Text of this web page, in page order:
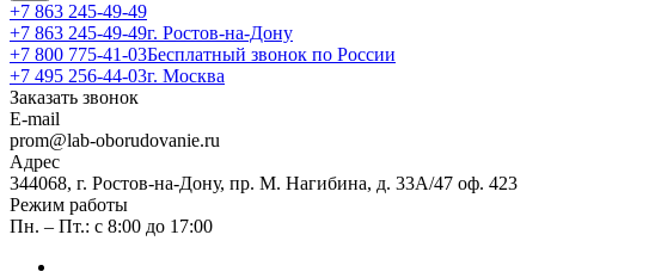
+7 863 245-49-49
+7 863 245-49-49г. Ростов-на-Дону
+7 800 775-41-03Бесплатный звонок по России
+7 495 256-44-03г. Москва
Заказать звонок
E-mail
prom@lab-oborudovanie.ru
Адрес
344068, г. Ростов-на-Дону, пр. М. Нагибина, д. 33А/47 оф. 423
Режим работы
Пн. – Пт.: с 8:00 до 17:00